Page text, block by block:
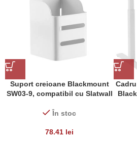
Suport creioane Blackmount
SW03-9, compatibil cu Slatwall
În stoc
78.41 lei